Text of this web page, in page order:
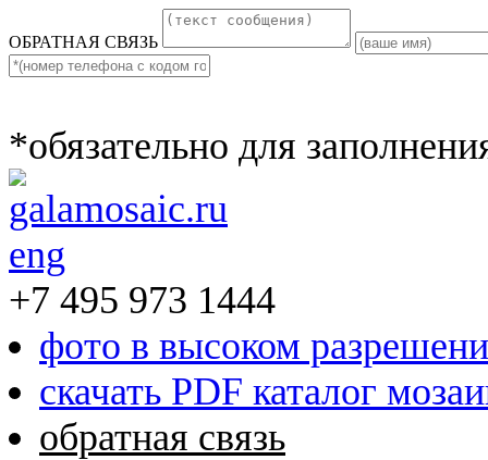
ОБРАТНАЯ СВЯЗЬ
*обязательно для
eng
+7 495 973 1444
фото в высоком
скачать PDF каталог
обратная связь